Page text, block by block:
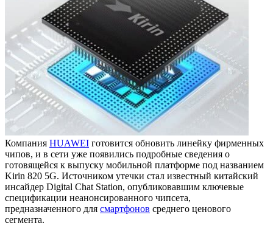
Компания HUAWEI готовится обновить линейку фирменных
чипов, и в сети уже появились подробные сведения о
готовящейся к выпуску мобильной платформе под названием
Kirin 820 5G. Источником утечки стал известный китайский
инсайдер Digital Chat Station, опубликовавшим ключевые
спецификации неанонсированного чипсета,
предназначенного для смартфонов среднего ценового
сегмента.